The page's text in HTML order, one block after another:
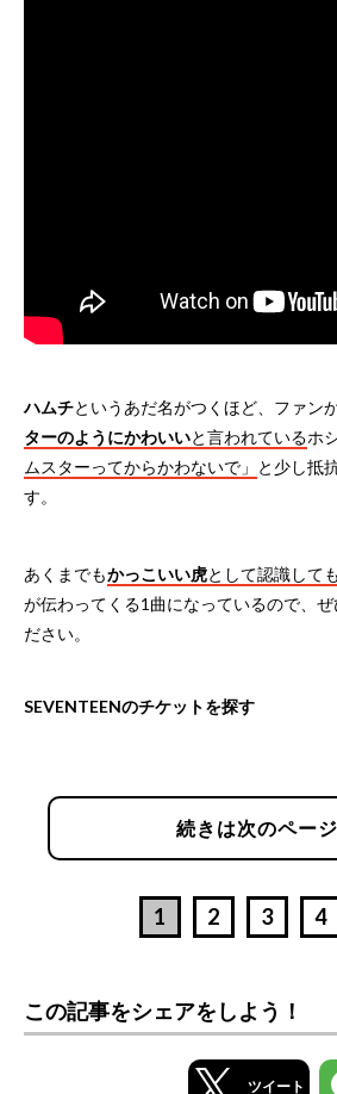
ハムチというあだ名がつくほど、ファン
ターのようにかわいいと言われているホ
ムスターってからかわないで」 と少し抵
す。
あくまでもかっこいい虎として認識して
が伝わってくる1曲になっているので、ぜ
ださい。
SEVENTEENのチケットを探す
続きは次のペー
1 2 3 4
この記事をシェアをしよう！
ツイート